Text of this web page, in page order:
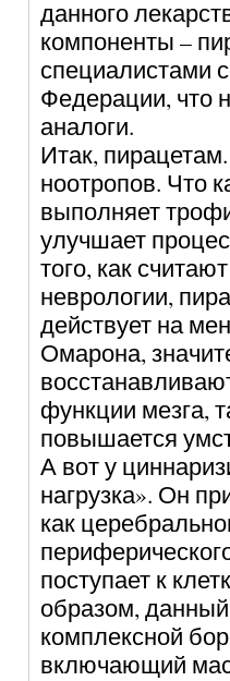
данного
компоненты –
специалистами
Федерации, что
аналоги.
Итак,
ноотропов. Что
выполняет
улучшает
того, как
неврологии,
действует на
Омарона,
функции мезга,
повышается
А вот у
нагрузка». Он
как
поступает к
образом,
комплексной
включающий